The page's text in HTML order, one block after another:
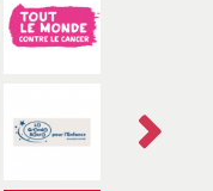
Suivant